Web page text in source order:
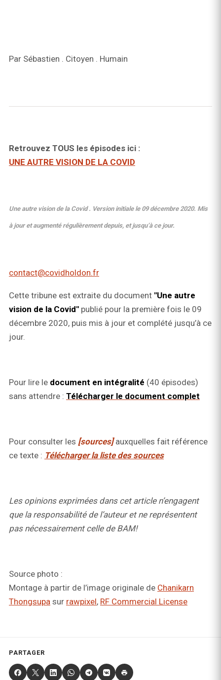
Par Sébastien . Citoyen . Humain
Retrouvez TOUS les épisodes ici :
UNE AUTRE VISION DE LA COVID
Une autre vision de la Covid . Version initiale le 09 décembre 2020. Mis
à jour et augmenté régulièrement depuis, et jusqu’à ce jour.
contact@covidholdon.fr
Cette tribune est extraite du document "Une autre
vision de la Covid" publié pour la première fois le 09
décembre 2020, puis mis à jour et complété jusqu’à ce
jour.
Pour lire le document en intégralité (40 épisodes)
sans attendre : Télécharger le document complet
Pour consulter les [sources]auxquelles fait référence
ce texte : Télécharger la liste des sources
Les opinions exprimées dans cet article n’engagent
que la responsabilité de l’auteur et ne représentent
pas nécessairement celle de BAM!
Source photo :
Montage à partir de l’image originale de Chanikarn
Thongsupa sur rawpixel, RF Commercial License
PARTAGER